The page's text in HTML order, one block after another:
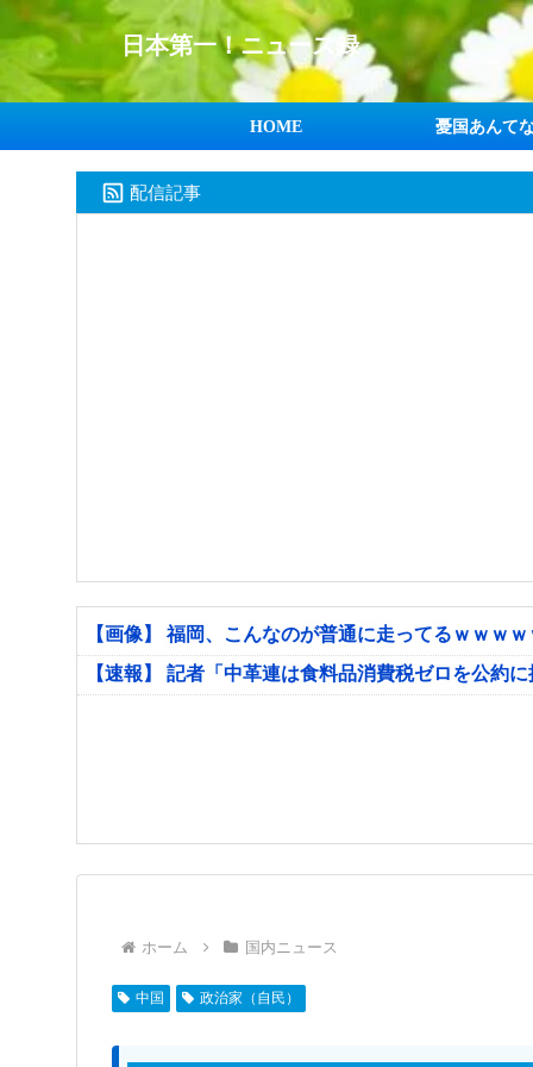
日本第一！ニュース録
HOME 憂国あんて
配信記事
【画像】 福岡、こんなのが普通に走ってるｗｗｗ
【速報】 記者「中革連は食料品消費税ゼロを公約
ホーム 国内ニュース
中国 政治家（自民）